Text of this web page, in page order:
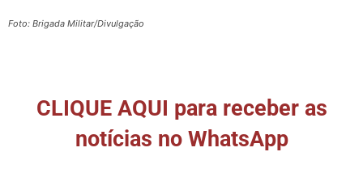
Foto: Brigada Militar/Divulgação
CLIQUE AQUI para receber as
notícias no WhatsApp